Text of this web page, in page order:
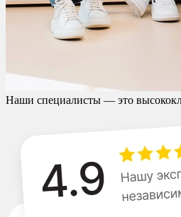
Наши специалисты — это